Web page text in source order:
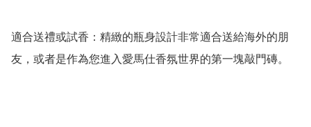
適合送禮或試香：精緻的瓶身設計非常適合送給海外的朋
友，或者是作為您進入愛馬仕香氛世界的第一塊敲門磚。